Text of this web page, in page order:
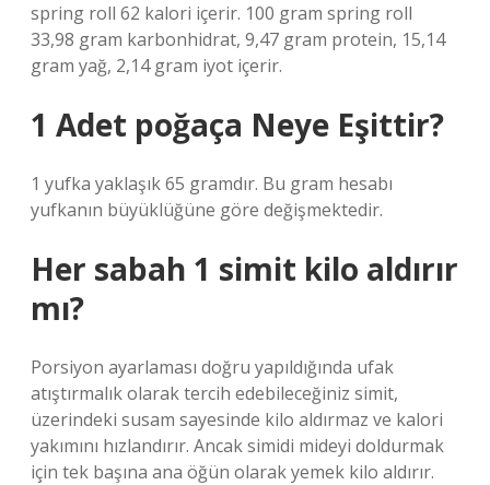
spring roll 62 kalori içerir. 100 gram spring roll
33,98 gram karbonhidrat, 9,47 gram protein, 15,14
gram yağ, 2,14 gram iyot içerir.
1 Adet poğaça Neye Eşittir?
1 yufka yaklaşık 65 gramdır. Bu gram hesabı
yufkanın büyüklüğüne göre değişmektedir.
Her sabah 1 simit kilo aldırır
mı?
Porsiyon ayarlaması doğru yapıldığında ufak
atıştırmalık olarak tercih edebileceğiniz simit,
üzerindeki susam sayesinde kilo aldırmaz ve kalori
yakımını hızlandırır. Ancak simidi mideyi doldurmak
için tek başına ana öğün olarak yemek kilo aldırır.